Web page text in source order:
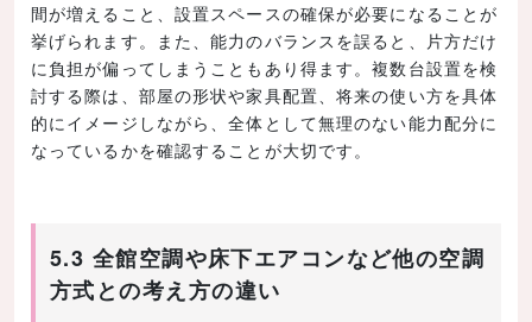
間が増えること、設置スペースの確保が必要になることが
挙げられます。また、能力のバランスを誤ると、片方だけ
に負担が偏ってしまうこともあり得ます。複数台設置を検
討する際は、部屋の形状や家具配置、将来の使い方を具体
的にイメージしながら、全体として無理のない能力配分に
なっているかを確認することが大切です。
5.3 全館空調や床下エアコンなど他の空調
方式との考え方の違い